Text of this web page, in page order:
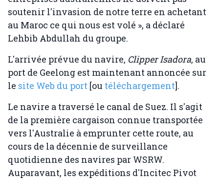
soutenir l'invasion de notre terre en achetant
au Maroc ce qui nous est volé », a déclaré
Lehbib Abdullah du groupe.
L'arrivée prévue du navire, Clipper Isadora, au
port de Geelong est maintenant annoncée sur
le site Web du port [ou téléchargement].
Le navire a traversé le canal de Suez. Il s'agit
de la première cargaison connue transportée
vers l'Australie à emprunter cette route, au
cours de la décennie de surveillance
quotidienne des navires par WSRW.
Auparavant, les expéditions d'Incitec Pivot